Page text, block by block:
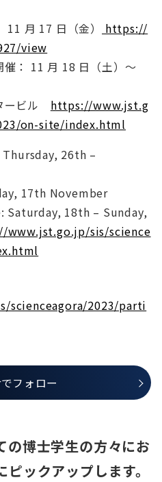
11 月 17 日（金）
https://
view
催： 11 月 18 日（土）～
ービル https://www.jst.g
on-site/index.html
Thursday, 26th –
17th November
Saturday, 18th – Sunday,
www.jst.go.jp/sis/science
scienceagora/2023/parti
フォロー
博士学生の方々にお
ックアップします。